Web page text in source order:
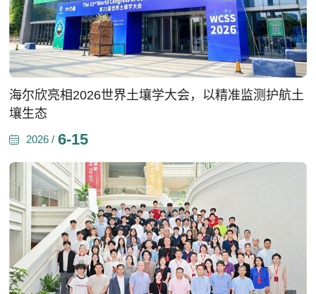
海尔欣亮相2026世界土壤学大会，以精准监测护航土
壤生态
2026 / 6-15